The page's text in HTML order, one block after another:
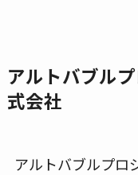
アルトバブル
式会社
アルトバブルプロ